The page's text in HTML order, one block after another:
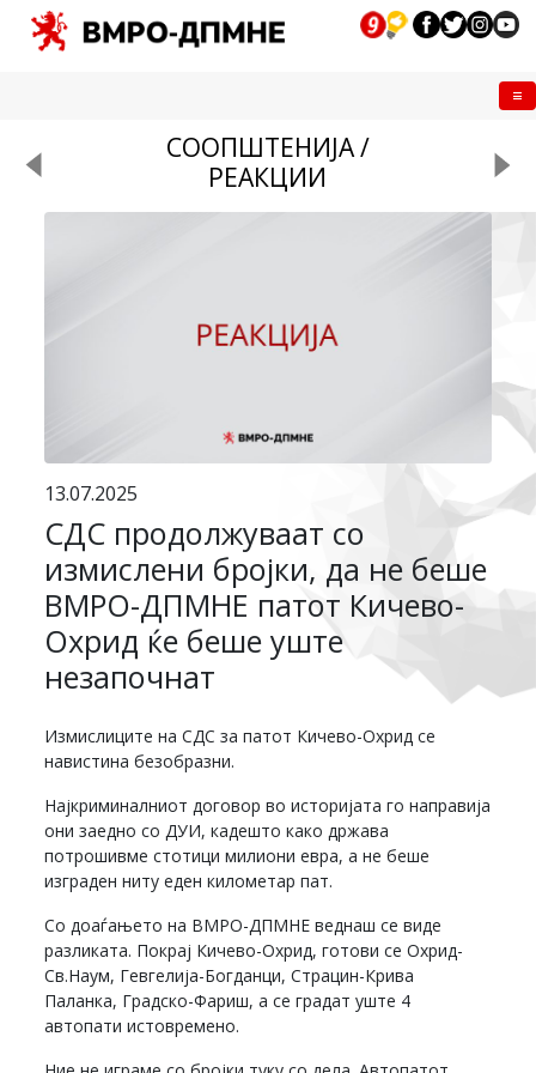
СООПШТЕНИЈА /
РЕАКЦИИ
13.07.2025
СДС продолжуваат со
измислени бројки, да не беше
ВМРО-ДПМНЕ патот Кичево-
Охрид ќе беше уште
незапочнат
Измислиците на СДС за патот Кичево-Охрид се
навистина безобразни.
Најкриминалниот договор во историјата го направија
они заедно со ДУИ, кадешто како држава
потрошивме стотици милиони евра, а не беше
изграден ниту еден километар пат.
Со доаѓањето на ВМРО-ДПМНЕ веднаш се виде
разликата. Покрај Кичево-Охрид, готови се Охрид-
Св.Наум, Гевгелија-Богданци, Страцин-Крива
Паланка, Градско-Фариш, а се градат уште 4
автопати истовремено.